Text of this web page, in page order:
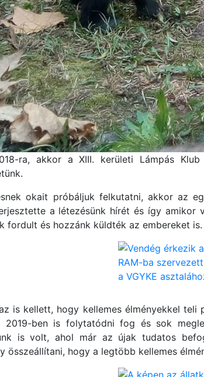
ra, akkor a XIII. kerületi Lámpás
okait próbáljuk felkutatni, akkor az
a létezésünk hírét és így
fordult és hozzánk küldték az embereket is.
is kellett, hogy kellemes élményekkel
2019-ben is folytatódni fog és sok
is volt, ahol már az újak tudatos
összeállítani, hogy a legtöbb kellemes